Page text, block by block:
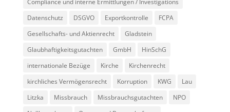
Compliance und interne Ermittlungen / Investigations
Datenschutz
DSGVO Exportkontrolle
FCPA
Gesellschafts- und Aktienrecht
Gladstein
Glaubhaftigkeitsgutachten
GmbH
HinSchG
internationale Bezüge
Kirche
Kirchenrecht
kirchliches Vermögensrecht
Korruption KWG
Lau
Litzka
Missbrauch Missbrauchsgutachten
NPO